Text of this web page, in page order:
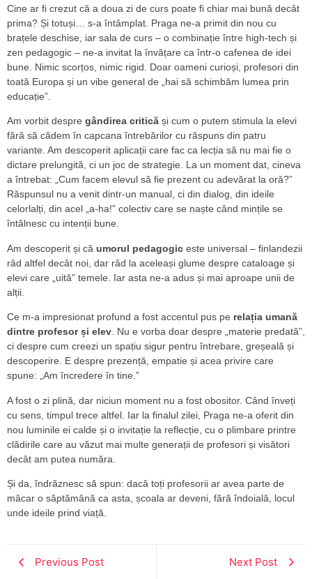
Cine ar fi crezut că a doua zi de curs poate fi chiar mai bună decât
prima? Și totuși… s-a întâmplat. Praga ne-a primit din nou cu
brațele deschise, iar sala de curs – o combinație între high-tech și
zen pedagogic – ne-a invitat la învățare ca într-o cafenea de idei
bune. Nimic scorțos, nimic rigid. Doar oameni curioși, profesori din
toată Europa și un vibe general de „hai să schimbăm lumea prin
educație”.
Am vorbit despre gândirea critică și cum o putem stimula la elevi
fără să cădem în capcana întrebărilor cu răspuns din patru
variante. Am descoperit aplicații care fac ca lecția să nu mai fie o
dictare prelungită, ci un joc de strategie. La un moment dat, cineva
a întrebat: „Cum facem elevul să fie prezent cu adevărat la oră?”
Răspunsul nu a venit dintr-un manual, ci din dialog, din ideile
celorlalți, din acel „a-ha!” colectiv care se naște când mințile se
întâlnesc cu intenții bune.
Am descoperit și că umorul pedagogic este universal – finlandezii
râd altfel decât noi, dar râd la aceleași glume despre cataloage și
elevi care „uită” temele. Iar asta ne-a adus și mai aproape unii de
alții.
Ce m-a impresionat profund a fost accentul pus pe relația umană
dintre profesor și elev . Nu e vorba doar despre „materie predată”,
ci despre cum creezi un spațiu sigur pentru întrebare, greșeală și
descoperire. E despre prezență, empatie și acea privire care
spune: „Am încredere în tine.”
A fost o zi plină, dar niciun moment nu a fost obositor. Când înveți
cu sens, timpul trece altfel. Iar la finalul zilei, Praga ne-a oferit din
nou luminile ei calde și o invitație la reflecție, cu o plimbare printre
clădirile care au văzut mai multe generații de profesori și visători
decât am putea număra.
Și da, îndrăznesc să spun: dacă toți profesorii ar avea parte de
măcar o săptămână ca asta, școala ar deveni, fără îndoială, locul
unde ideile prind viață.
Previous Post Next Post